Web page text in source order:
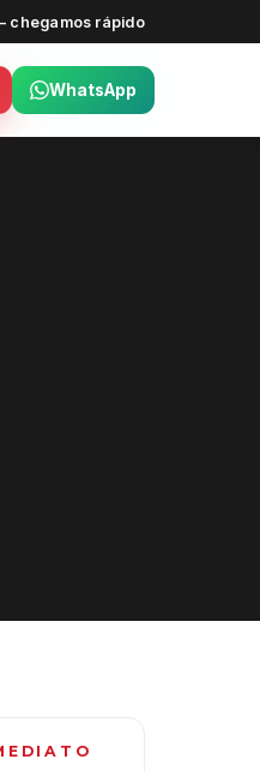
chegamos rápido
WhatsApp